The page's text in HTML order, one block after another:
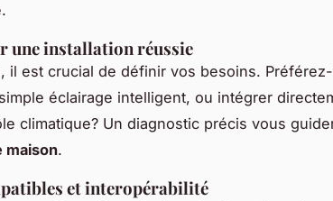
une installation réussie
il est crucial de définir vos besoins.
éclairage intelligent, ou intégrer
climatique? Un diagnostic précis vous
maison.
et interopérabilité